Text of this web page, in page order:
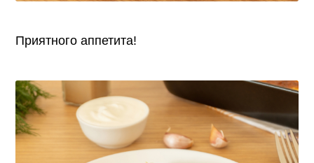
Приятного аппетита!